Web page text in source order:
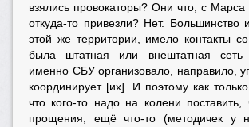
взялись провокаторы? Они что, с
откуда-то привезли? Нет. Большинство
этой же территории, имело контакты
была штатная или внештатная сеть
именно СБУ организовало, направило,
координирует [их]. И поэтому как только
что кого-то надо на колени поставить,
прощения, ещё что-то (методичек у